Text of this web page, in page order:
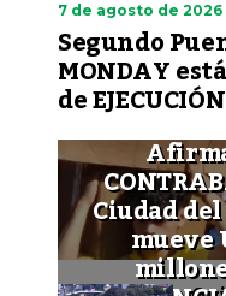
7 de agosto de 2026
Segundo
MONDAY
de
Ciudad
mueve